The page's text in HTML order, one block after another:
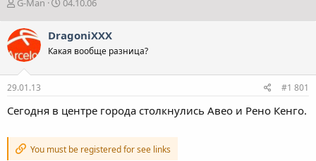
т
о
р
т
е
м
G-Man
а
с
в
е
н
я
04.10.06
DragoniXXX
Какая вообще разница?
29.01.13 #1 801
Сегодня в центре города столкнулись Авео и Рено Кенго.
You must be registered for see links